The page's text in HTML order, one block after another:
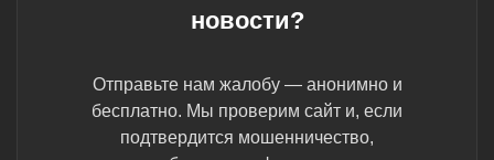
новости?
Отправьте нам жалобу — анонимно и
бесплатно. Мы проверим сайт и, если
подтвердится мошенничество,